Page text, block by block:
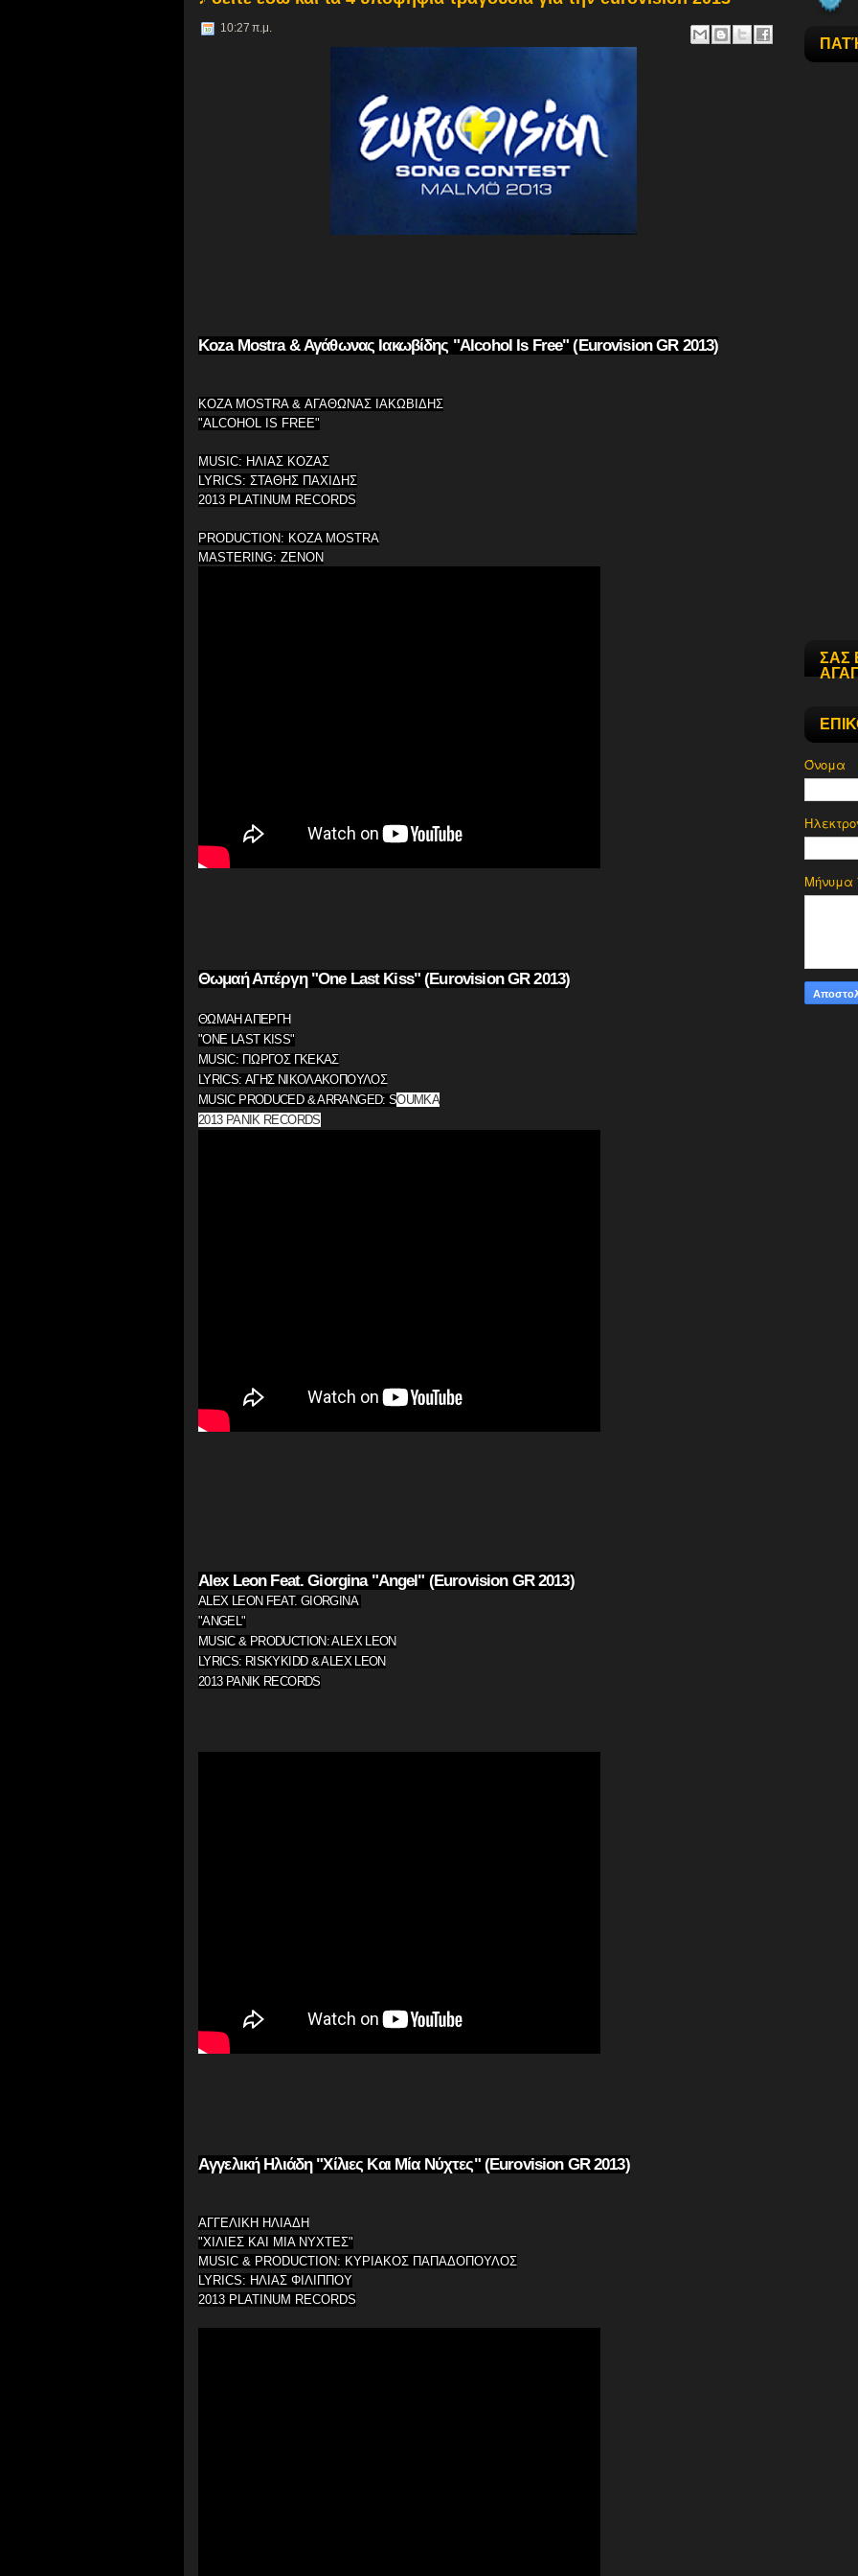
10:27 π.μ.
Koza Mostra & Αγάθωνας Ιακωβίδης "Alcohol Is Free" (Eurovision GR 2013)
KOZA MOSTRA & ΑΓΑΘΩΝΑΣ ΙΑΚΩΒΙΔΗΣ
"ALCOHOL IS FREE"
MUSIC: ΗΛΙΑΣ ΚΟΖΑΣ
LYRICS: ΣΤΑΘΗΣ ΠΑΧΙΔΗΣ
2013 PLATINUM RECORDS
PRODUCTION: KOZA MOSTRA
MASTERING: ZENON
Θωμαή Απέργη "One Last Kiss" (Eurovision GR 2013)
ΘΩΜΑΗ ΑΠΕΡΓΗ
"ONE LAST KISS"
MUSIC: ΓΙΩΡΓΟΣ ΓΚΕΚΑΣ
LYRICS: ΑΓΗΣ ΝΙΚΟΛΑΚΟΠΟΥΛΟΣ
MUSIC PRODUCED & ARRANGED: SOUMKA
2013 PANIK RECORDS
Alex Leon Feat. Giorgina "Angel" (Eurovision GR 2013)
ALEX LEON FEAT. GIORGINA
"ANGEL"
MUSIC & PRODUCTION: ALEX LEON
LYRICS: RISKYKIDD & ALEX LEON
2013 PANIK RECORDS
Aγγελική Ηλιάδη "Χίλιες Και Μία Νύχτες" (Eurovision GR 2013)
ΑΓΓΕΛΙΚΗ ΗΛΙΑΔΗ
"ΧΙΛΙΕΣ ΚΑΙ ΜΙΑ ΝΥΧΤΕΣ"
MUSIC & PRODUCTION: ΚΥΡΙΑΚΟΣ ΠΑΠΑΔΟΠΟΥΛΟΣ
LYRICS: ΗΛΙΑΣ ΦΙΛΙΠΠΟΥ
2013 PLATINUM RECORDS
ΣΑΣ
Όνομα
Μήνυμα